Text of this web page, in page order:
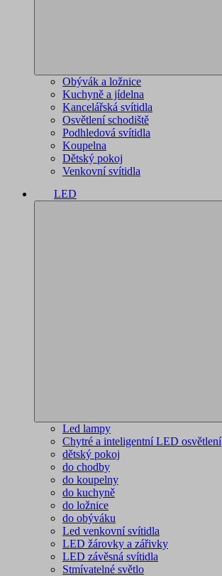
Obývák a ložnice
Kuchyně a jídelna
Kancelářská svítidla
Osvětlení schodiště
Podhledová svítidla
Koupelna
Dětský pokoj
Venkovní svítidla
LED
Led lampy
Chytré a inteligentní LED osvětlení
dětský pokoj
do chodby
do koupelny
do kuchyně
do ložnice
do obýváku
Led venkovní svítidla
LED žárovky a zářivky
LED závěsná svítidla
Stmívatelné světlo